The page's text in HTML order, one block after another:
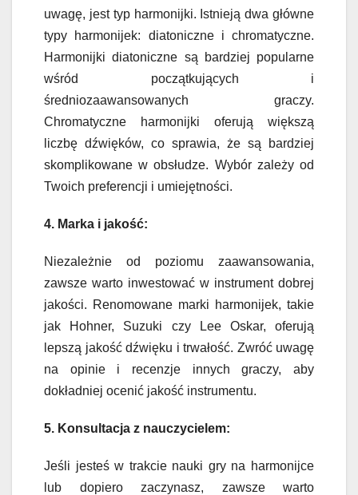
uwagę, jest typ harmonijki. Istnieją dwa główne
typy harmonijek: diatoniczne i chromatyczne.
Harmonijki diatoniczne są bardziej popularne
wśród początkujących i
średniozaawansowanych graczy.
Chromatyczne harmonijki oferują większą
liczbę dźwięków, co sprawia, że są bardziej
skomplikowane w obsłudze. Wybór zależy od
Twoich preferencji i umiejętności.
4. Marka i jakość:
Niezależnie od poziomu zaawansowania,
zawsze warto inwestować w instrument dobrej
jakości. Renomowane marki harmonijek, takie
jak Hohner, Suzuki czy Lee Oskar, oferują
lepszą jakość dźwięku i trwałość. Zwróć uwagę
na opinie i recenzje innych graczy, aby
dokładniej ocenić jakość instrumentu.
5. Konsultacja z nauczycielem:
Jeśli jesteś w trakcie nauki gry na harmonijce
lub dopiero zaczynasz, zawsze warto